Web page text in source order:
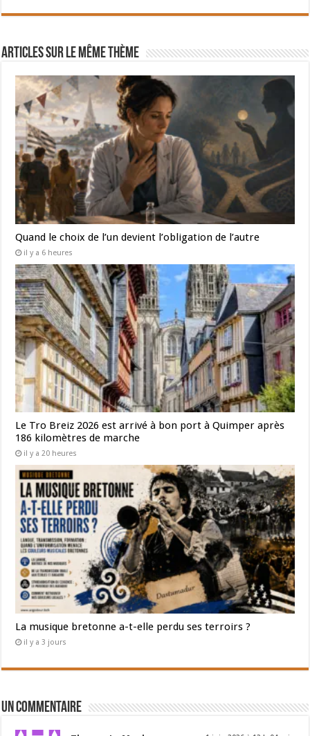
Articles sur le même thème
Quand le choix de l’un devient l’obligation de l’autre
il y a 6 heures
Le Tro Breiz 2026 est arrivé à bon port à Quimper après
186 kilomètres de marche
il y a 20 heures
La musique bretonne a-t-elle perdu ses terroirs ?
il y a 3 jours
Un commentaire